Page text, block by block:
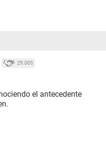
29.005
el antecedente